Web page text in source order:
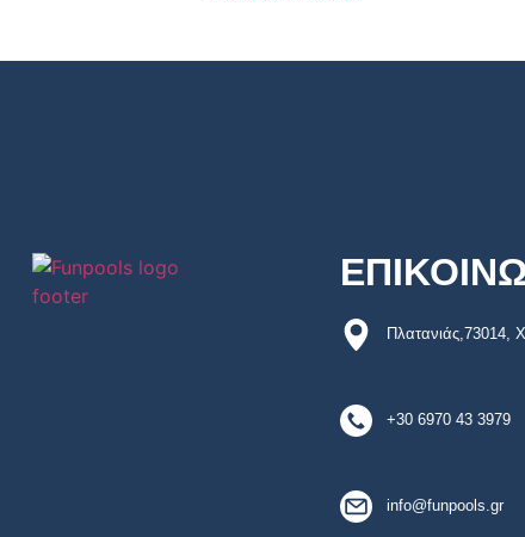
Πλατανιάς,73014,
+30 6970 43 3979
info@funpools.gr